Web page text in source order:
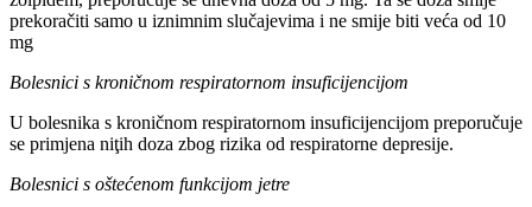
prekoračiti samo u iznimnim slučajevima i ne smije biti veća od 10
mg
Bolesnici s kroničnom respiratornom insuficijencijom
U bolesnika s kroničnom respiratornom insuficijencijom preporučuje
se primjena niţih doza zbog rizika od respiratorne depresije.
Bolesnici s oštećenom funkcijom jetre